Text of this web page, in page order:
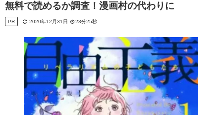
無料で読めるか調査！漫画村の代わりに
PR 2020年12月31日 23分25秒